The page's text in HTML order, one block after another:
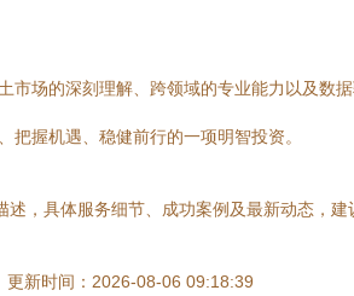
场的深刻理解、跨领域的专业能力以及数
握机遇、稳健前行的一项明智投资。
，具体服务细节、成功案例及最新动态，
更新时间：2026-08-06 09:18:39